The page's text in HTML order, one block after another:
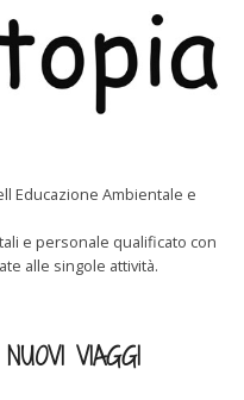
Educazione Ambientale e
e personale qualificato con
alle singole attività.
VIAGGI